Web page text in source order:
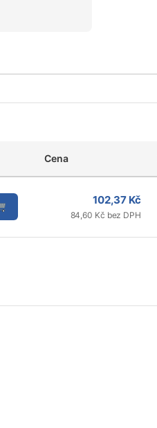
Cena
102,37 Kč
84,60 Kč bez DPH